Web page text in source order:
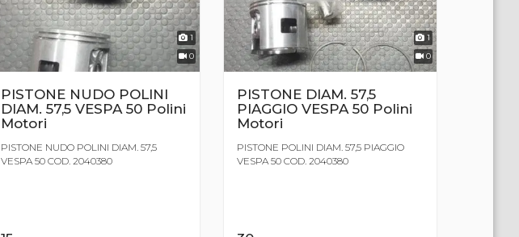
1
0
PISTONE NUDO POLINI
DIAM. 57,5 VESPA 50 Polini
Motori
PISTONE NUDO POLINI DIAM. 57,5
VESPA 50 COD. 2040380
1
0
PISTONE DIAM. 57,5
PIAGGIO VESPA 50 Polini
Motori
PISTONE POLINI DIAM. 57,5 PIAGGIO
VESPA 50 COD. 2040380